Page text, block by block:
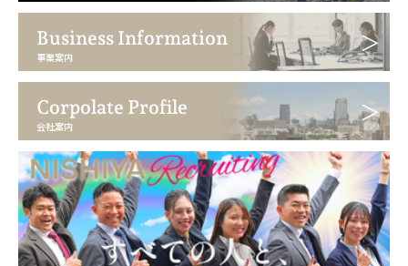
Business Information
事業案内
Corpolate Profile
会社案内